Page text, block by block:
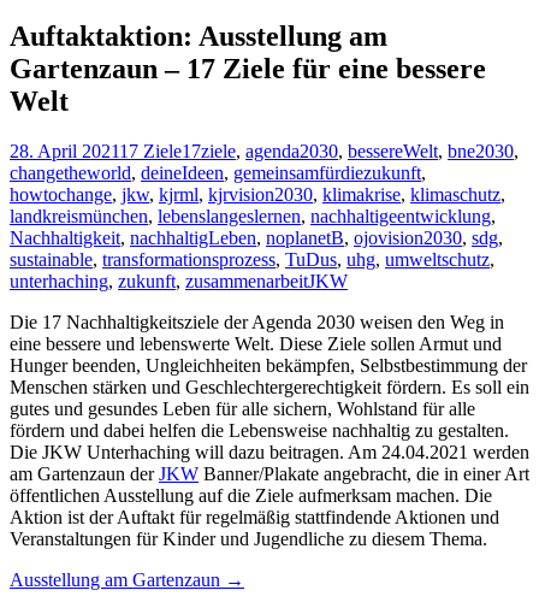
Auftaktaktion: Ausstellung am
Gartenzaun – 17 Ziele für eine bessere
Welt
28. April 202117 Ziele17ziele, agenda2030, bessereWelt, bne2030,
changetheworld, deineIdeen, gemeinsamfürdiezukunft,
howtochange, jkw, kjrml, kjrvision2030, klimakrise, klimaschutz,
landkreismünchen, lebenslangeslernen, nachhaltigeentwicklung,
Nachhaltigkeit, nachhaltigLeben, noplanetB, ojovision2030, sdg,
sustainable, transformationsprozess, TuDus, uhg, umweltschutz,
unterhaching, zukunft, zusammenarbeitJKW
Die 17 Nachhaltigkeitsziele der Agenda 2030 weisen den Weg in
eine bessere und lebenswerte Welt. Diese Ziele sollen Armut und
Hunger beenden, Ungleichheiten bekämpfen, Selbstbestimmung der
Menschen stärken und Geschlechtergerechtigkeit fördern. Es soll ein
gutes und gesundes Leben für alle sichern, Wohlstand für alle
fördern und dabei helfen die Lebensweise nachhaltig zu gestalten.
Die JKW Unterhaching will dazu beitragen. Am 24.04.2021 werden
am Gartenzaun derJKW Banner/Plakate angebracht, die in einer Art
öffentlichen Ausstellung auf die Ziele aufmerksam machen. Die
Aktion ist der Auftakt für regelmäßig stattfindende Aktionen und
Veranstaltungen für Kinder und Jugendliche zu diesem Thema.
Beitragsnavigation
Ausstellung am Gartenzaun →